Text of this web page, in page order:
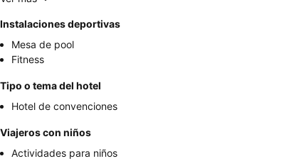
Instalaciones deportivas
Mesa de pool
Fitness
Tipo o tema del hotel
Hotel de convenciones
Viajeros con niños
Actividades para niños